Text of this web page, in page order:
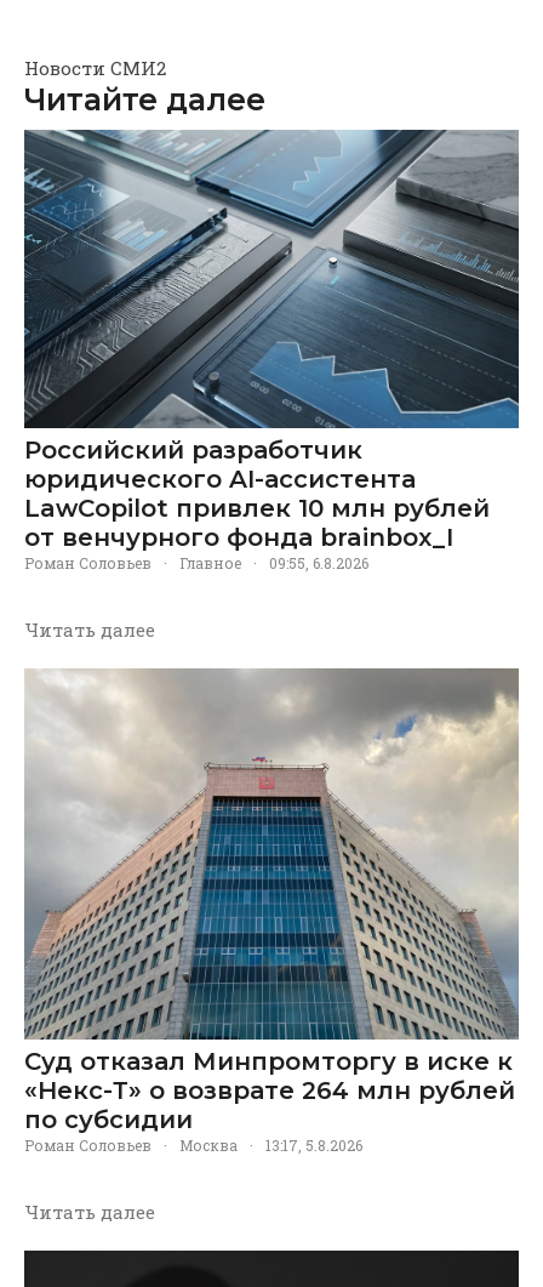
Новости СМИ2
Читайте далее
Российский разработчик
юридического AI-ассистента
LawCopilot привлек 10 млн рублей
от венчурного фонда brainbox_I
Роман Соловьев · Главное · 09:55, 6.8.2026
Читать далее
Суд отказал Минпромторгу в иске к
«Некс-Т» о возврате 264 млн рублей
по субсидии
Роман Соловьев · Москва · 13:17, 5.8.2026
Читать далее